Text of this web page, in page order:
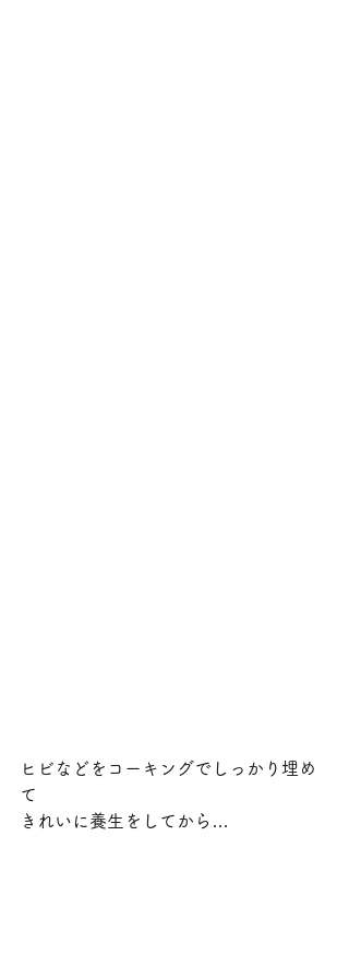
ヒビなどをコーキングでしっかり埋め
て
きれいに養生をしてから…